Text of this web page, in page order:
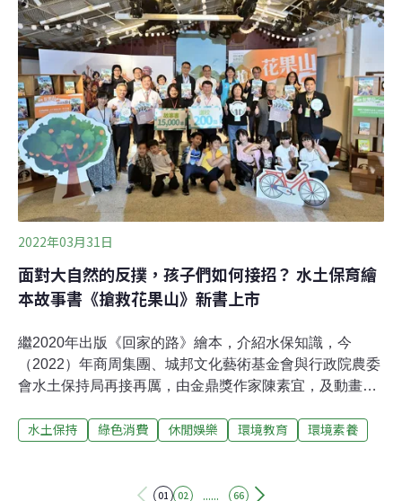
員會，呼籲建立工程界與生態界的溝通管道，讓過去看似
衝突的兩個領域能夠站在同一陣線解決問題。用自然手段
解決人類問題 「自然為本NbS」正夯聯合國氣候變遷專門
委員會在其最新科學報告（IPCC AR6 WGII）指出，人類
社會活動會影響氣候與生態系，導致氣候變遷衝擊、風險
越來越複雜及難以管理，建議國際加強保育、修復生態
系，才能提升整體氣候韌性。研究也發現，比起依賴人造
工程抵禦氣候
2022年03月31日
面對大自然的反撲，孩子們如何接招？ 水土保育繪
本故事書《搶救花果山》新書上市
繼2020年出版《回家的路》繪本，介紹水保知識，今
（2022）年商周集團、城邦文化藝術基金會與行政院農委
會水土保持局再接再厲，由金鼎獎作家陳素宜，及動畫設
書——一本擁有水土保育、關愛環境素養的繪本故事書，
金會與水土保持局自2018年起共同推動「水保教育扎根 台
水土保持 綠色消費 休閒娛樂 環境教育 環境素養
01 02 ...... 66